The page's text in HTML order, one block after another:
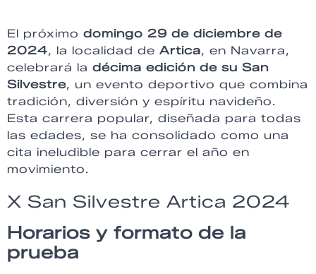
El próximo domingo 29 de diciembre de
2024, la localidad de Artica, en Navarra,
celebrará la décima edición de su San
Silvestre, un evento deportivo que combina
tradición, diversión y espíritu navideño.
Esta carrera popular, diseñada para todas
las edades, se ha consolidado como una
cita ineludible para cerrar el año en
movimiento.
X San Silvestre Artica 2024
Horarios y formato de la
prueba